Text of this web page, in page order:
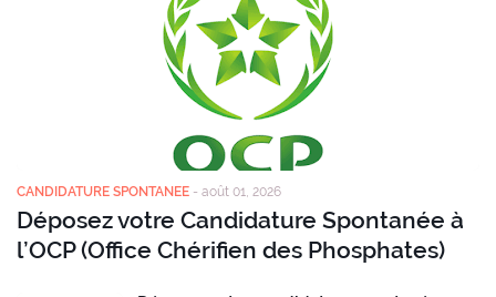
CANDIDATURE SPONTANEE - août 01, 2026
Déposez votre Candidature Spontanée à
l’OCP (Office Chérifien des Phosphates)